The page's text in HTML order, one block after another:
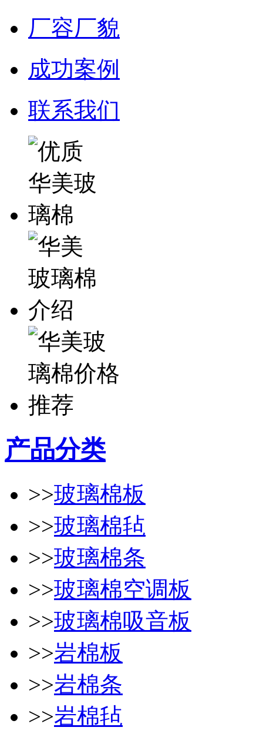
厂容厂貌
成功案例
联系我们
产品分类
>>玻璃棉板
>>玻璃棉毡
>>玻璃棉条
>>玻璃棉空调板
>>玻璃棉吸音板
>>岩棉板
>>岩棉条
>>岩棉毡